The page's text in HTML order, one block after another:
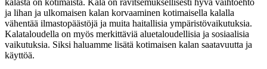
ja lihan ja ulkomaisen kalan korvaaminen kotimaisella kalalla
vähentää ilmastopäästöjä ja muita haitallisia ympäristövaikutuksia.
Kalataloudella on myös merkittäviä aluetaloudellisia ja sosiaalisia
vaikutuksia. Siksi haluamme lisätä kotimaisen kalan saatavuutta ja
käyttöä.